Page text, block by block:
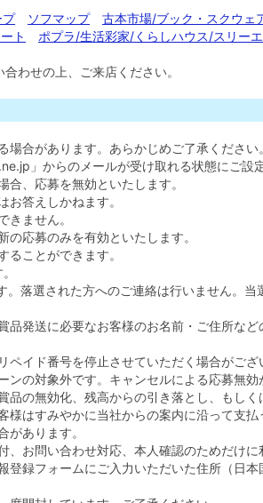
プ ソフマップ
古本市場/ブック・スクウェ
ト
ポプラ/生活彩家/くらしハウス/スリー
わせの上、ご来店ください。
場合があります。あらかじめご了承ください
」からのメールが受け取れる状態にご設
合、応募を無効といたします。
お答えしかねます。
きません。
の応募のみを有効といたします。
ることができます。
。落選された方へのご連絡は行いません。
品発送に必要なお客様のお名前・ご住所な
ペイド番号を停止させていただく場合がござ
ンの対象外です。キャンセルによる応募無
の無効化、残高からの引き落とし、もし
はすみやかに当社からの案内に沿って支
があります。
、お問い合わせ対応、本人確認のためだけ
登録フォームにご入力いただいた住所（日